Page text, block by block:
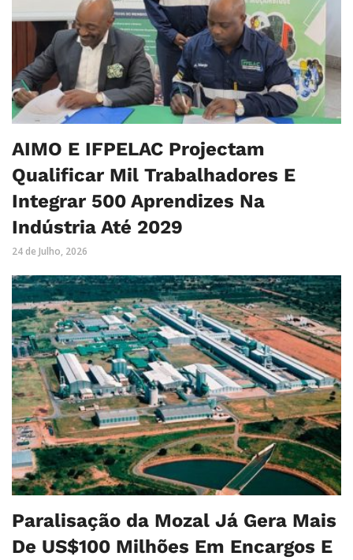
AIMO E IFPELAC Projectam
Qualificar Mil Trabalhadores E
Integrar 500 Aprendizes Na
Indústria Até 2029
24 de Julho, 2026
Paralisação da Mozal Já Gera Mais
De US$100 Milhões Em Encargos E